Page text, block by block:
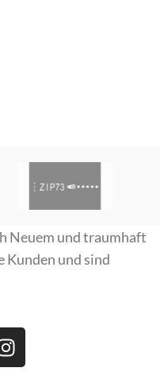
Neuem und traumhaft
Kunden und sind